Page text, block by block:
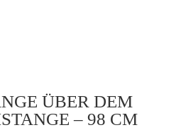
ÜBER DEM
– 98 CM